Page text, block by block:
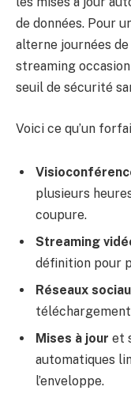
de données. Pour
alterne journées
streaming
seuil de sécurité
Voici ce qu’un
plusieurs
coupure.
Streaming
définition pour
Réseaux
Mises à jour et
automatiques
l’enveloppe.